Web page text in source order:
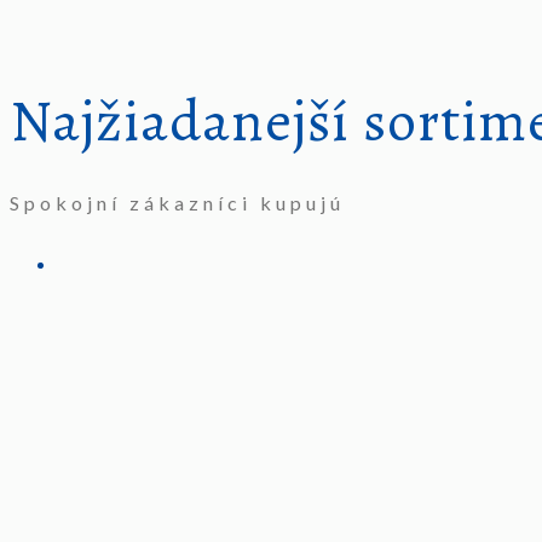
Najžiadanejší
Spokojní zákazníci kupujú